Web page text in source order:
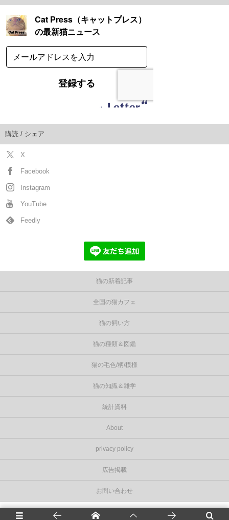
購読 / シェア
X
Facebook
Instagram
YouTube
Feedly
猫の新着記事
全国の猫カフェ
猫の飼い方
猫の種類＆図鑑
猫の毛色/柄/模様
猫の知識＆雑学
統計資料
About
privacy policy
広告掲載
お問い合わせ
Cat Press（キャットプレス）